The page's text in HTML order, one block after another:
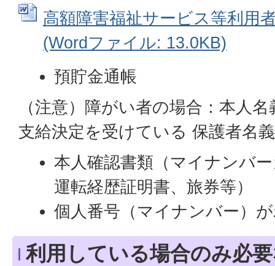
高額障害福祉サービス等利用
(Wordファイル: 13.0KB)
預貯金通帳
（注意）障がい者の場合：本人
支給決定を受けている 保護者名義
本人確認書類（マイナンバ
運転経歴証明書、旅券等）
個人番号（マイナンバー）
利用している場合のみ必